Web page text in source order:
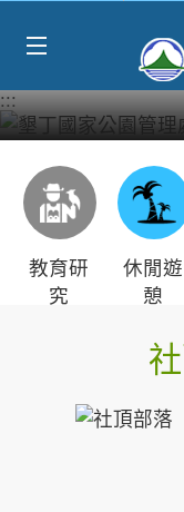
:::
教育研
究
休閒遊
憩